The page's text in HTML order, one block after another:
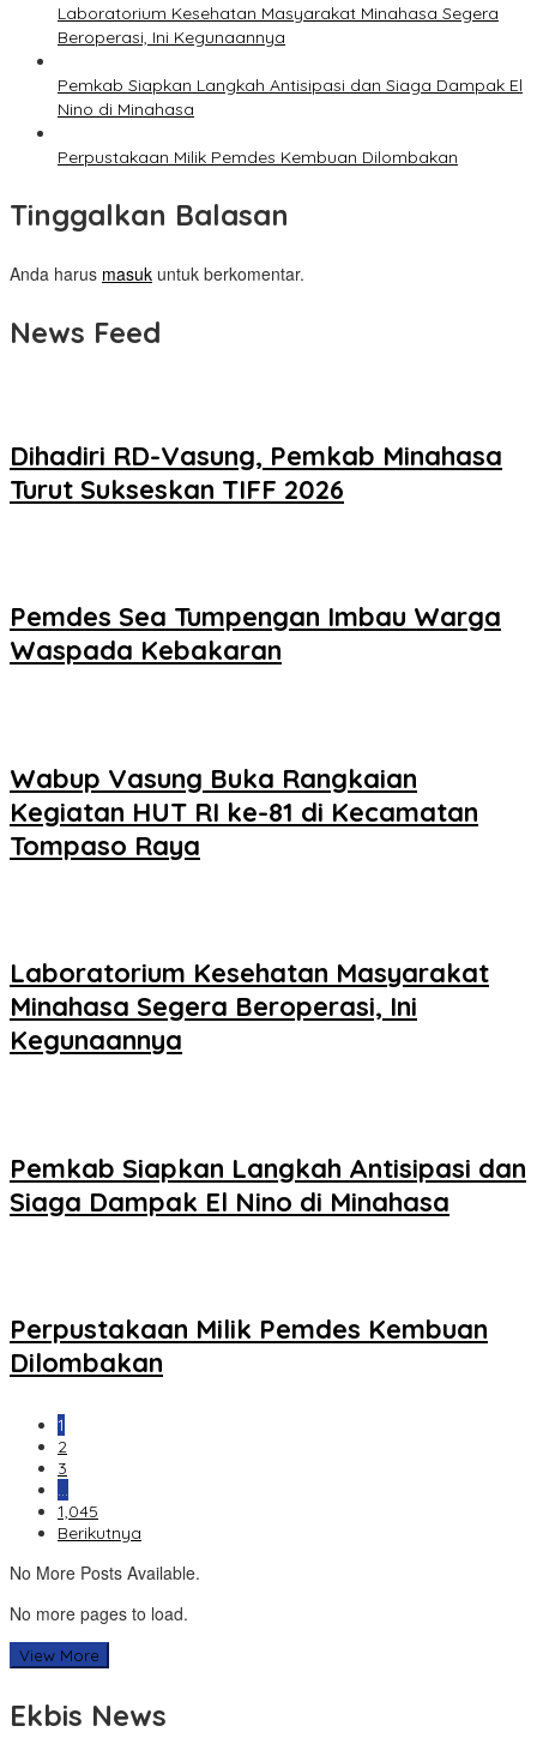
Laboratorium Kesehatan Masyarakat Minahasa Segera
Beroperasi, Ini Kegunaannya
Pemkab Siapkan Langkah Antisipasi dan Siaga Dampak El
Nino di Minahasa
Perpustakaan Milik Pemdes Kembuan Dilombakan
Tinggalkan Balasan
Anda harus masuk untuk berkomentar.
News Feed
Dihadiri RD-Vasung, Pemkab Minahasa
Turut Sukseskan TIFF 2026
Pemdes Sea Tumpengan Imbau Warga
Waspada Kebakaran
Wabup Vasung Buka Rangkaian
Kegiatan HUT RI ke-81 di Kecamatan
Tompaso Raya
Laboratorium Kesehatan Masyarakat
Minahasa Segera Beroperasi, Ini
Kegunaannya
Pemkab Siapkan Langkah Antisipasi dan
Siaga Dampak El Nino di Minahasa
Perpustakaan Milik Pemdes Kembuan
Dilombakan
1
2
3
…
1,045
Berikutnya
No More Posts Available.
No more pages to load.
View More
Ekbis News